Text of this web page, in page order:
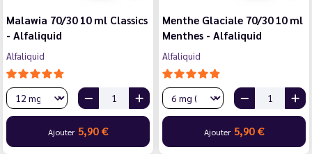
Malawia 70/30 10 ml Classics
- Alfaliquid
Alfaliquid
Ajouter 5,90 €
Menthe Glaciale 70/30 10 ml
Menthes - Alfaliquid
Alfaliquid
Ajouter 5,90 €